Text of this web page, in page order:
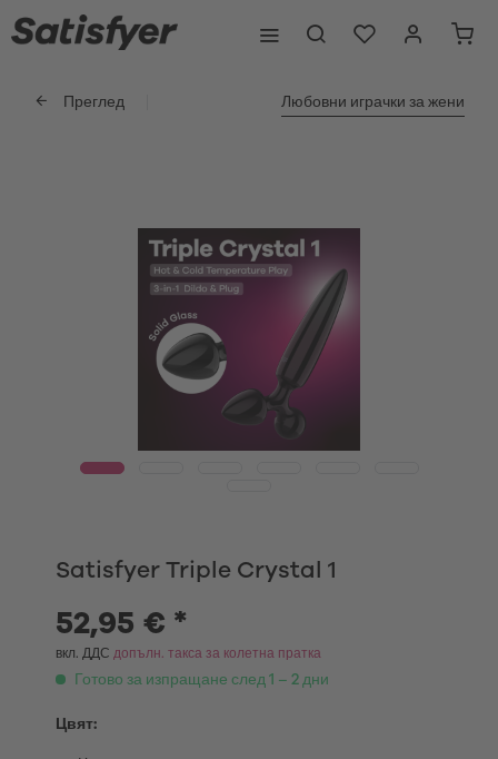
Преглед Любовни играчки за жени
Satisfyer Triple Crystal 1
52,95 € *
вкл. ДДС допълн. такса за колетна пратка
Готово за изпращане след 1 – 2 дни
Цвят: